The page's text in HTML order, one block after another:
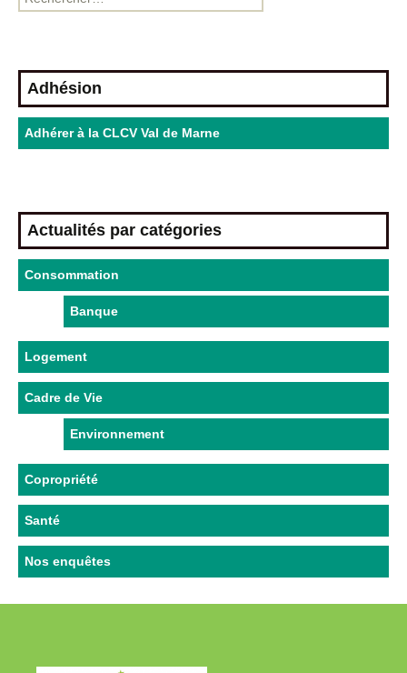
Adhésion
Adhérer à la CLCV Val de Marne
Actualités par catégories
Consommation
Banque
Logement
Cadre de Vie
Environnement
Copropriété
Santé
Nos enquêtes